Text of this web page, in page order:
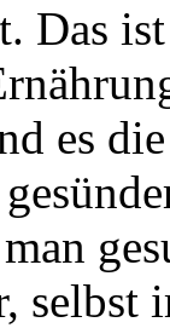
Das
es
selbst